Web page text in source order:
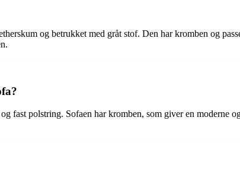
og betrukket med gråt stof. Den har kromben og
fast polstring. Sofaen har kromben, som giver en